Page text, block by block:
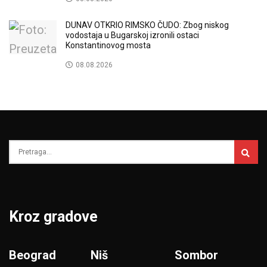
DUNAV OTKRIO RIMSKO ČUDO: Zbog niskog
vodostaja u Bugarskoj izronili ostaci
Konstantinovog mosta
08.08.2026
Kroz gradove
Beograd Niš Sombor